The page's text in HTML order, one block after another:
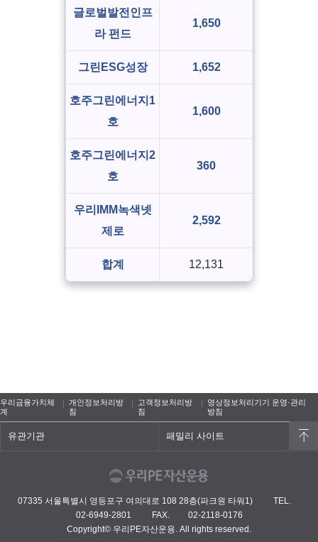
글로벌발전인프
라 펀드
1,650
그린ESG성장 1,652
호주그린에너지1
호
1,600
호주그린에너지2
호
360
우리IMM녹색넷
제로
2,592
합계 12,131
우리금융가치체
계
개인정보처리방
침
고객정보처리방
침
영상정보처리기기 운영·관리
방침
유관기관 패밀리 사이트
07335 서울특별시 영등포구 여의대로 108 28층(파크원 타워1)
TEL.
02-6949-2801
FAX.
02-2118-0176
Copyright© 우리PE자산운용. All rights reserved.